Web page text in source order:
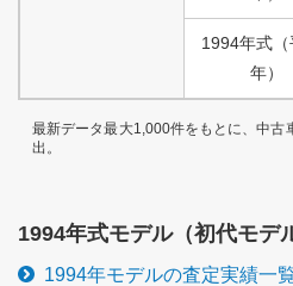
1994年式 （
年）
最新データ最大1,000件をもとに、中古
出。
1994年式モデル（初代モデ
1994年モデルの査定実績一